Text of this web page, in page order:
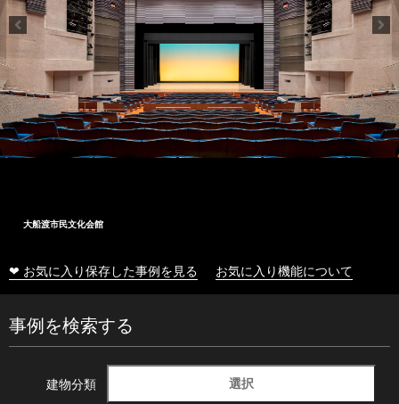
大船渡市民文化会館
❤ お気に入り保存した事例を見る お気に入り機能について
事例を検索する
建物分類 選択